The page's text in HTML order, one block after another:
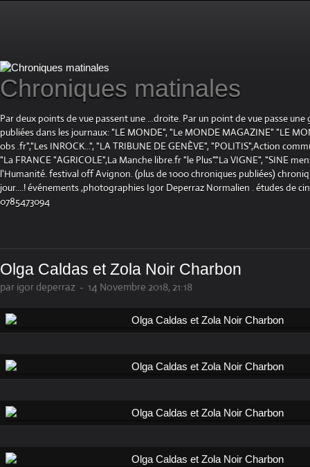
Chroniques matinales
Par deux points de vue passent une ...droite. Par un point de vue passe
publiées dans les journaux: "LE MONDE", "Le MONDE MAGAZINE" "LE
obs .fr","Les INROCK...", "LA TRIBUNE DE GENÈVE", "POLITIS",Action
"La FRANCE "AGRICOLE",La Manche libre.fr "le Plus"."La VIGNE", "SINE
l'Humanité. festival off Avignon. (plus de 1000 chroniques publiées)
jour....! événements ,photographies Igor Deperraz Normalien . études de
0785473094
Olga Caldas et Zola Noir Charbon
par igor deperraz - 14 Novembre 2018, 21:18